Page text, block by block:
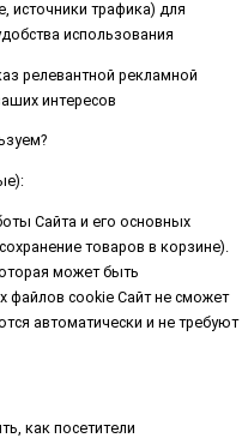
источники трафика) для
использования
релевантной рекламной
интересов
Сайта и его основных
товаров в корзине).
может быть
файлов cookie Сайт не сможет
автоматически и не требуют
как посетители